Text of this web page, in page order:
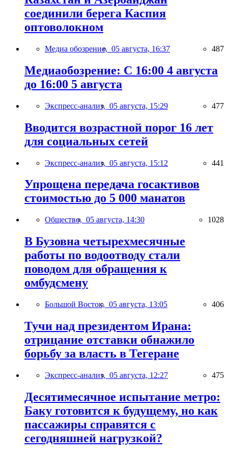
соединили берега Каспия
оптоволокном
Медиа обозрение, 05 августа, 16:37 487
Медиаобозрение: С 16:00 4 августа
до 16:00 5 августа
Экспресс-анализ, 05 августа, 15:29 477
Вводится возрастной порог 16 лет
для социальных сетей
Экспресс-анализ, 05 августа, 15:12 441
Упрощена передача госактивов
стоимостью до 5 000 манатов
Общество, 05 августа, 14:30 1028
В Бузовна четырехмесячные
работы по водоотводу стали
поводом для обращения к
омбудсмену
Большой Восток, 05 августа, 13:05 406
Тучи над президентом Ирана:
отрицание отставки обнажило
борьбу за власть в Тегеране
Экспресс-анализ, 05 августа, 12:27 475
Десятимесячное испытание метро:
Баку готовится к будущему, но как
пассажиры справятся с
сегодняшней нагрузкой?